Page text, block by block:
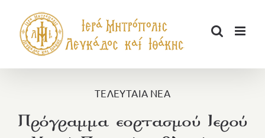
περιεχόμενο
ΤΕΛΕΥΤΑΙΑ ΝΕΑ
Πρόγραμμα εορτασμού Ιερού